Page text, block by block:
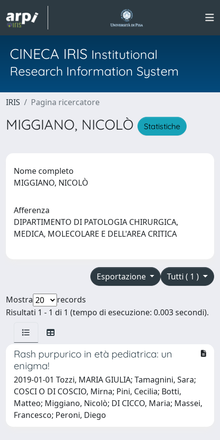
CINECA IRIS Institutional
Research Information System
IRIS Pagina ricercatore
MIGGIANO, NICOLÒ Statistiche
Nome completo
MIGGIANO, NICOLÒ
Afferenza
DIPARTIMENTO DI PATOLOGIA CHIRURGICA,
MEDICA, MOLECOLARE E DELL'AREA CRITICA
Tutti ( 1 )
Esportazione
Mostra
records
Risultati 1 - 1 di 1 (tempo di esecuzione: 0.003 secondi).
Rash purpurico in età pediatrica: un
enigma!
2019-01-01 Tozzi, MARIA GIULIA; Tamagnini, Sara;
COSCI O DI COSCIO, Mirna; Pini, Cecilia; Botti,
Matteo; Miggiano, Nicolò; DI CICCO, Maria; Massei,
Francesco; Peroni, Diego